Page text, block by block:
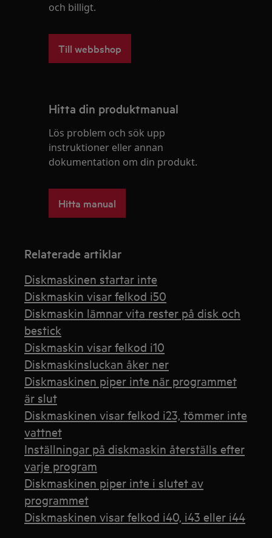
och billigt.
Till webbshop
Hitta din produktmanual
Lös problem och sök upp
instruktioner eller annan
dokumentation om din produkt.
Hitta manual
Relaterade artiklar
Diskmaskinen startar inte
Diskmaskin visar felkod i50
Diskmaskin lämnar vita rester på disk och
bestick
Diskmaskin visar felkod i10
Diskmaskinsluckan åker ner
Diskmaskinen piper inte när programmet
är slut
Diskmaskinen visar felkod i23, tömmer inte
vattnet
Inställningar på diskmaskin återställs efter
varje program
Diskmaskinen piper inte i slutet av
programmet
Diskmaskinen visar felkod i40, i43 eller i44